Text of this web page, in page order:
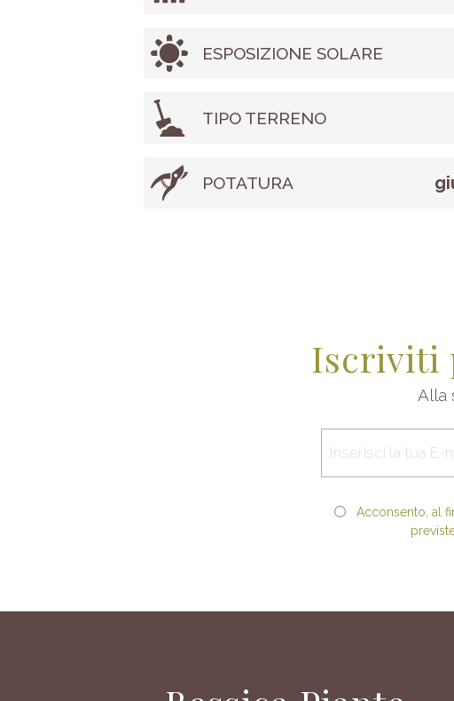
ESPOSIZIONE SOLARE
TIPO TERRENO
POTATURA
Iscriviti
Alla
Acconsento, al